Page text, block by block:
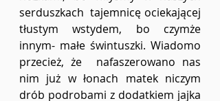
serduszkach  tajemnicę ociekającej
tłustym wstydem, bo czymże
innym- małe świntuszki. Wiadomo
przecież, że  nafaszerowano nas
nim już w łonach matek niczym
drób podrobami z dodatkiem jajka